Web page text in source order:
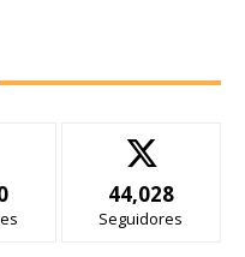
44,028
Seguidores